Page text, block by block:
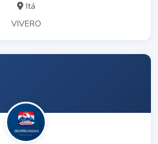
Itá
VIVERO